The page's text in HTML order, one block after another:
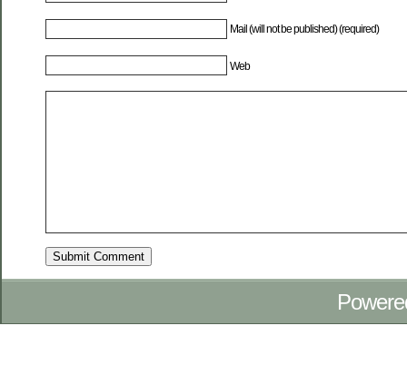
Mail (will not be published) (required)
Web